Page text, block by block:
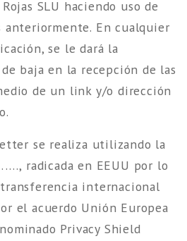
SLU haciendo uso de
anteriormente. En cualquier
se le dará la
baja en la recepción de las
de un link y/o dirección
se realiza utilizando la
radicada en EEUU por lo
internacional
el acuerdo Unión Europea
Privacy Shield